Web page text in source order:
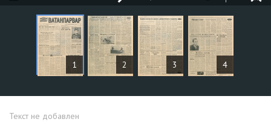
1 2 3 4
СТАТЬИ
Текст не добавлен